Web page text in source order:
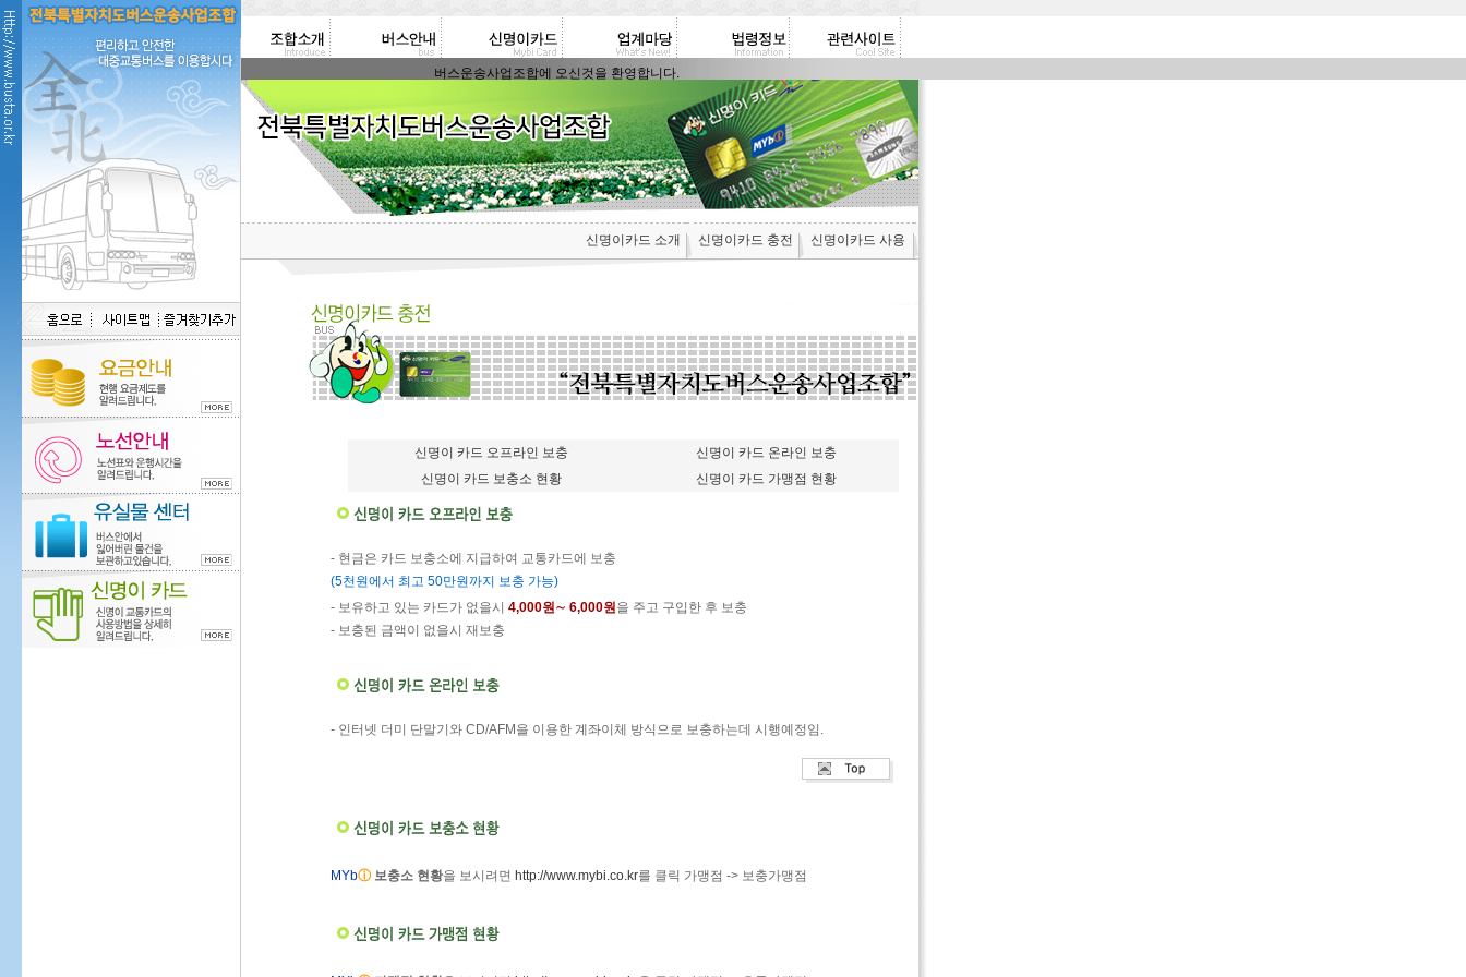
버스운송사업조합에 오신것을 환영합니다.
신명이카드 소개 신명이카드 충전 신명이카드 사용
신명이 카드 오프라인 보충
신명이 카드 온라인 보충
신명이 카드 보충소 현황
신명이 카드 가맹점 현황
- 현금은 카드 보충소에 지급하여 교통카드에 보충
(5천원에서 최고 50만원까지 보충 가능)
- 보유하고 있는 카드가 없을시 4,000원∼ 6,000원을 주고 구입한 후 보충
- 보충된 금액이 없을시 재보충
- 인터넷 더미 단말기와 CD/AFM을 이용한 계좌이체 방식으로 보충하는데 시행예정임.
MYbⓘ 보충소 현황을 보시려면 http://www.mybi.co.kr를 클릭 가맹점 -> 보충가맹점